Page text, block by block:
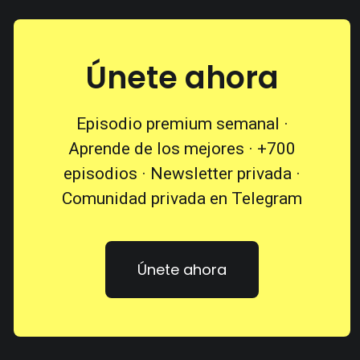
Únete ahora
Episodio premium semanal ·
Aprende de los mejores · +700
episodios · Newsletter privada ·
Comunidad privada en Telegram
Únete ahora